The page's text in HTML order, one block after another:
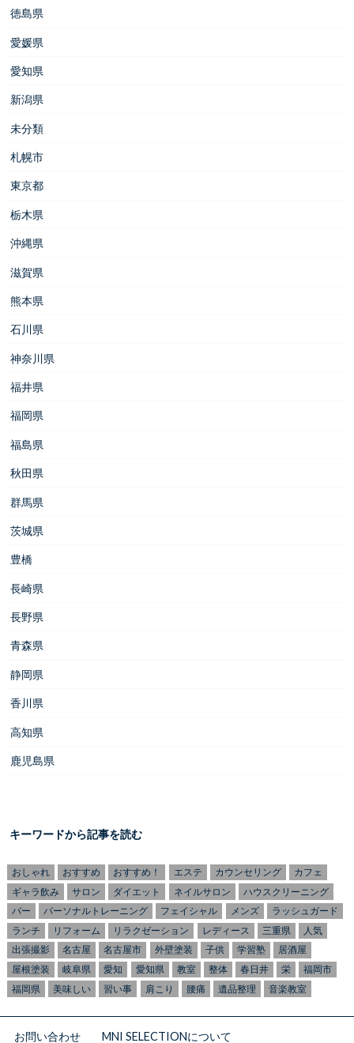
徳島県
愛媛県
愛知県
新潟県
未分類
札幌市
東京都
栃木県
沖縄県
滋賀県
熊本県
石川県
神奈川県
福井県
福岡県
福島県
秋田県
群馬県
茨城県
豊橋
長崎県
長野県
青森県
静岡県
香川県
高知県
鹿児島県
キーワードから記事を読む
おしゃれ おすすめ おすすめ！ エステ カウンセリング
カフェ
ギャラ飲み
サロン ダイエット ネイルサロン
ハウスクリーニング
バー
パーソナルトレーニング フェイシャル メンズ
ラッシュガード
ランチ
リフォーム リラクゼーション レディース 三重県
人気
出張撮影
名古屋 名古屋市 外壁塗装 子供 学習塾
居酒屋
屋根塗装
岐阜県 愛知 愛知県 教室 整体 春日井 栄
福岡市
福岡県
美味しい 習い事 肩こり 腰痛 遺品整理 音楽教室
お問い合わせ MNI SELECTIONについて